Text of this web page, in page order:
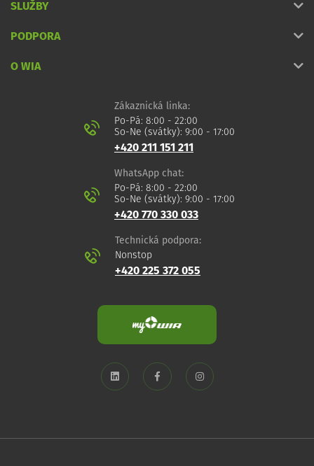
SLUŽBY
PODPORA
O WIA
Zákaznická linka:
Po-Pá: 8:00 - 22:00
So-Ne (svátky): 9:00 - 17:00
+420 211 151 211
WhatsApp chat:
Po-Pá: 8:00 - 22:00
So-Ne (svátky): 9:00 - 17:00
+420 770 330 033
Technická podpora:
Nonstop
+420 225 372 055